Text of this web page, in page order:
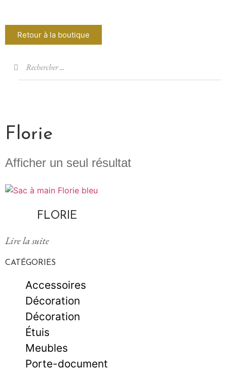
Retour à la boutique
CATÉGORIES
Accessoires
Décoration
Décoration
Étuis
Meubles
Porte-document
Florie
Afficher un seul résultat
FLORIE
Lire la suite